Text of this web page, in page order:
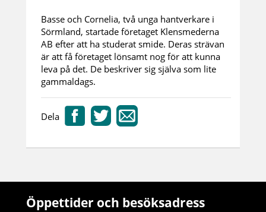
Basse och Cornelia, två unga hantverkare i
Sörmland, startade företaget Klensmederna
AB efter att ha studerat smide. Deras strävan
är att få företaget lönsamt nog för att kunna
leva på det. De beskriver sig själva som lite
gammaldags.
Dela
Öppettider och besöksadress